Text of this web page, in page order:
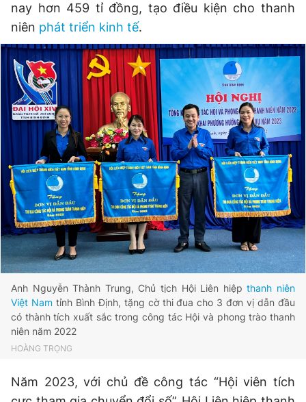
nay hơn 459 tỉ đồng, tạo điều kiện cho thanh
niên phát triển kinh tế.
Anh Nguyễn Thành Trung, Chủ tịch Hội Liên hiệpthanh niên
Việt Namtỉnh Bình Định, tặng cờ thi đua cho 3 đơn vị dẫn đầu
có thành tích xuất sắc trong công tác Hội và phong trào thanh
niên năm 2022
HOÀNG TRỌNG
Năm 2023, với chủ đề công tác “Hội viên tích